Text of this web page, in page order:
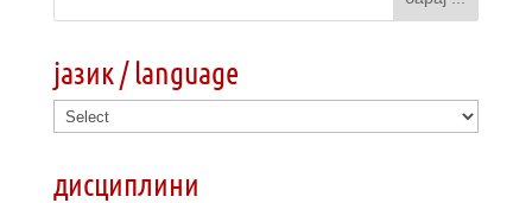
јазик / language
дисциплини